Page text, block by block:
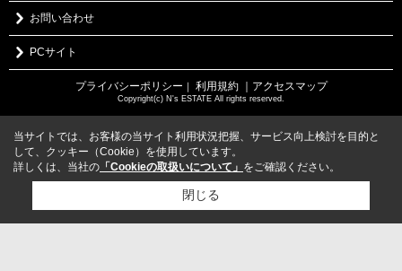
お問い合わせ
PCサイト
プライバシーポリシー ｜ 利用規約 ｜アクセスマップ
Copyright(c) N's ESTATE All rights reserved.
当サイトでは、お客様の当サイト利用状況把握、サービス向上検討を目的と
して、クッキー（Cookie）を使用しています。
詳しくは、当社の 「Cookieの取扱いについて」 をご確認ください。
閉じる